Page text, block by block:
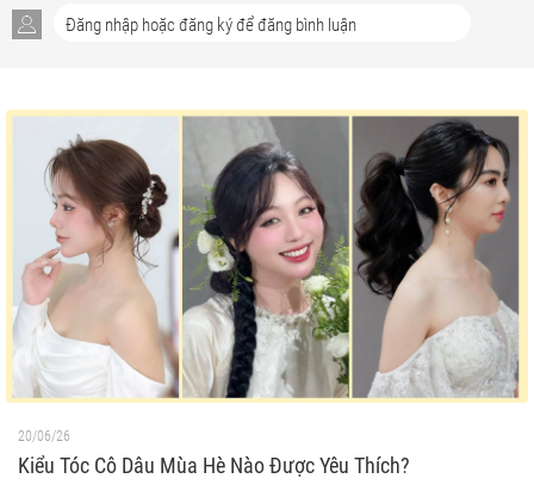
20/06/26
Kiểu Tóc Cô Dâu Mùa Hè Nào Được Yêu Thích?